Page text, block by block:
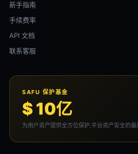
新手指南
手续费率
API 文档
联系客服
SAFU 保护基金
$ 10亿
为用户资产提供全方位保护,平台资产安全的